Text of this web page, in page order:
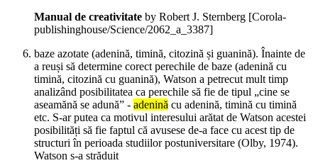
Manual de creativitate by Robert J. Sternberg [Corola-
publishinghouse/Science/2062_a_3387]
baze azotate (adenină, timină, citozină și guanină). Înainte de
a reuși să determine corect perechile de baze (adenină cu
timină, citozină cu guanină), Watson a petrecut mult timp
analizând posibilitatea ca perechile să fie de tipul „cine se
aseamănă se adună” - adenină cu adenină, timină cu timină
etc. S-ar putea ca motivul interesului arătat de Watson acestei
posibilități să fie faptul că avusese de-a face cu acest tip de
structuri în perioada studiilor postuniversitare (Olby, 1974).
Watson s-a străduit